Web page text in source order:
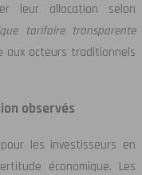
leur allocation selon
tarifaire transparente
aux acteurs traditionnels
observés
les investisseurs en
économique. Les